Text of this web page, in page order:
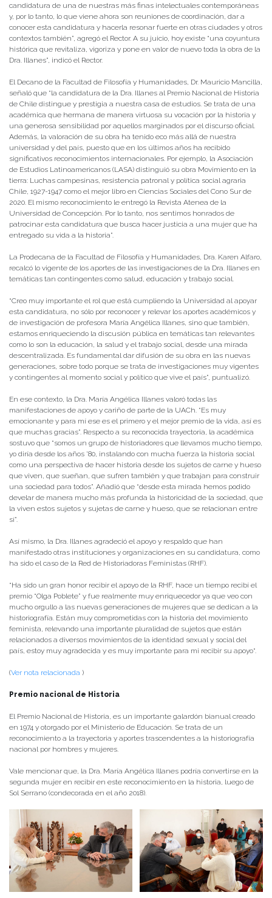
candidatura de una de nuestras más finas intelectuales contemporáneas
y, por lo tanto, lo que viene ahora son reuniones de coordinación, dar a
conocer esta candidatura y hacerla resonar fuerte en otras ciudades y otros
contextos también”, agregó el Rector. A su juicio, hoy existe “una coyuntura
histórica que revitaliza, vigoriza y pone en valor de nuevo toda la obra de la
Dra. Illanes”, indicó el Rector.
El Decano de la Facultad de Filosofía y Humanidades, Dr. Mauricio Mancilla,
señaló que “la candidatura de la Dra. Illanes al Premio Nacional de Historia
de Chile distingue y prestigia a nuestra casa de estudios. Se trata de una
académica que hermana de manera virtuosa su vocación por la historia y
una generosa sensibilidad por aquellos marginados por el discurso oficial.
Además, la valoración de su obra ha tenido eco más allá de nuestra
universidad y del país, puesto que en los últimos años ha recibido
significativos reconocimientos internacionales. Por ejemplo, la Asociación
de Estudios Latinoamericanos (LASA) distinguió su obra Movimiento en la
tierra: Luchas campesinas, resistencia patronal y política social agraria
Chile, 1927-1947 como el mejor libro en Ciencias Sociales del Cono Sur de
2020. El mismo reconocimiento le entregó la Revista Atenea de la
Universidad de Concepción. Por lo tanto, nos sentimos honrados de
patrocinar esta candidatura que busca hacer justicia a una mujer que ha
entregado su vida a la historia”.
La Prodecana de la Facultad de Filosofía y Humanidades, Dra. Karen Alfaro,
recalcó lo vigente de los aportes de las investigaciones de la Dra. Illanes en
temáticas tan contingentes como salud, educación y trabajo social.
“Creo muy importante el rol que está cumpliendo la Universidad al apoyar
esta candidatura, no sólo por reconocer y relevar los aportes académicos y
de investigación de profesora María Angélica Illanes, sino que también,
estamos enriqueciendo la discusión pública en temáticas tan relevantes
como lo son la educación, la salud y el trabajo social, desde una mirada
descentralizada. Es fundamental dar difusión de su obra en las nuevas
generaciones, sobre todo porque se trata de investigaciones muy vigentes
y contingentes al momento social y político que vive el país”, puntualizó.
En ese contexto, la Dra. María Angélica Illanes valoró todas las
manifestaciones de apoyo y cariño de parte de la UACh. “Es muy
emocionante y para mí ese es el primero y el mejor premio de la vida, así es
que muchas gracias”. Respecto a su reconocida trayectoria, la académica
sostuvo que “somos un grupo de historiadores que llevamos mucho tiempo,
yo diría desde los años ’80, instalando con mucha fuerza la historia social
como una perspectiva de hacer historia desde los sujetos de carne y hueso
que viven, que sueñan, que sufren también y que trabajan para construir
una sociedad para todos”. Añadió que “desde esta mirada hemos podido
develar de manera mucho más profunda la historicidad de la sociedad, que
la viven estos sujetos y sujetas de carne y hueso, que se relacionan entre
sí”.
Así mismo, la Dra. Illanes agradeció el apoyo y respaldo que han
manifestado otras instituciones y organizaciones en su candidatura, como
ha sido el caso de la Red de Historiadoras Feministas (RHF).
“Ha sido un gran honor recibir el apoyo de la RHF, hace un tiempo recibí el
premio “Olga Poblete” y fue realmente muy enriquecedor ya que veo con
mucho orgullo a las nuevas generaciones de mujeres que se dedican a la
historiografía. Están muy comprometidas con la historia del movimiento
feminista, relevando una importante pluralidad de sujetos que están
relacionados a diversos movimientos de la identidad sexual y social del
país, estoy muy agradecida y es muy importante para mi recibir su apoyo“.
(Ver nota relacionada )
Premio nacional de Historia
El Premio Nacional de Historia, es un importante galardón bianual creado
en 1974 y otorgado por el Ministerio de Educación. Se trata de un
reconocimiento a la trayectoria y aportes trascendentes a la historiografía
nacional por hombres y mujeres.
Vale mencionar que, la Dra. María Angélica Illanes podría convertirse en la
segunda mujer en recibir en este reconocimiento en la historia, luego de
Sol Serrano (condecorada en el año 2018).